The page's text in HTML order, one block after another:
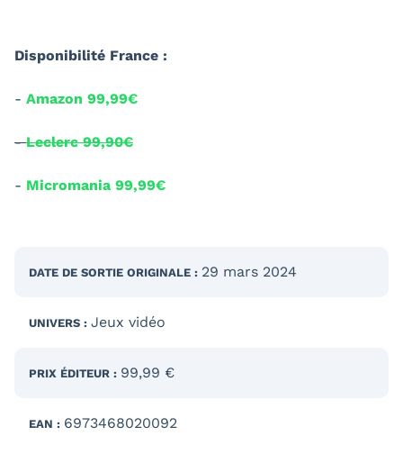
Disponibilité France :
- Amazon 99,99€
-Leclerc 99,90€
- Micromania 99,99€
DATE DE SORTIE ORIGINALE : 29 mars 2024
UNIVERS : Jeux vidéo
PRIX ÉDITEUR : 99,99 €
EAN : 6973468020092